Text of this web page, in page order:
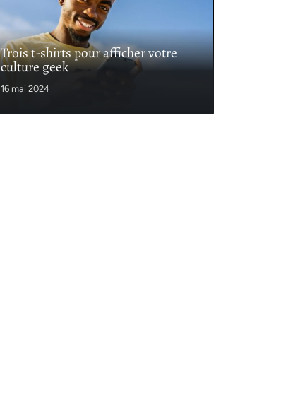
Trois t-shirts pour afficher votre
culture geek
16 mai 2024